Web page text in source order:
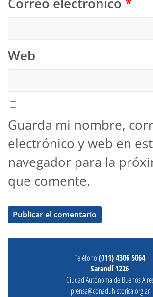
Correo electrónico *
Web
Guarda mi nombre,
electrónico y web en
navegador para la
que comente.
Teléfono(011) 4306 5064
Sarandí 1226
Ciudad Autónoma de Buenos
prensa@conaduhistorica.org.ar